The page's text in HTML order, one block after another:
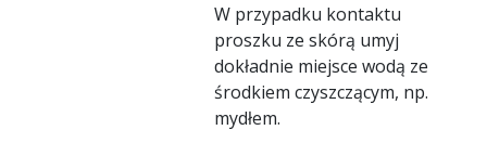
W przypadku kontaktu
proszku ze skórą umyj
dokładnie miejsce wodą ze
środkiem czyszczącym, np.
mydłem.